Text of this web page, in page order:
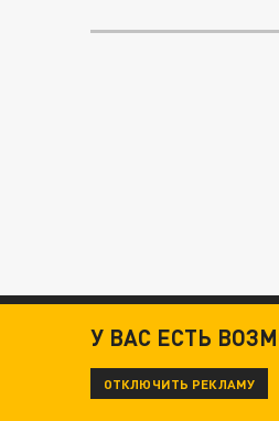
У ВАС ЕСТЬ
ОТКЛЮЧИТЬ РЕКЛАМУ